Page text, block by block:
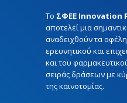
Το ΣΦΕΕ Innovation
αποτελεί μια
αναδειχθούν τα
ερευνητικού και
και του
σειράς δράσεων με
της καινοτομίας.